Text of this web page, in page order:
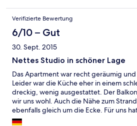
ist, war für uns kein Problem wir wollten
und dann gleich auf erste
dann wieder zurück zum Anwesen, wo
finden konnten, unsere Koffer waren
breit kein Mensch. Ok dann haben wir
kam ein Alter Mann, der kaum Englisch
den Besitzer, der dort anscheinend
Gegensprechanlage zu erreichen. Die
und schließlich kam ein anderen älterer
ihm zu folgen. Wir verließen das
Straße rauf in ein anderes Haus, wo
winziges Zimmer mit zwei Einzelbetten
Verifizierte Bewertung
6/10 – Gut
30. Sept. 2015
Nettes Studio in schöner Lage
Das Apartment war recht geräumig
Leider war die Küche eher in einem
dreckig, wenig ausgestattet. Der
wir uns wohl. Auch die Nähe zum
ebenfalls gleich um die Ecke. Für uns